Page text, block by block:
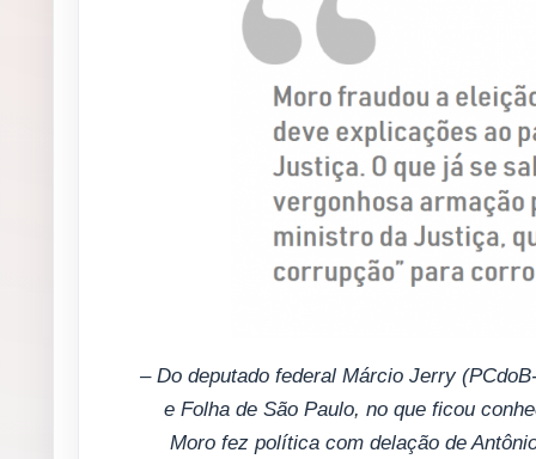
– Do deputado federal Márcio Jerry
e Folha de São Paulo, no que ficou
Moro fez política com delação de